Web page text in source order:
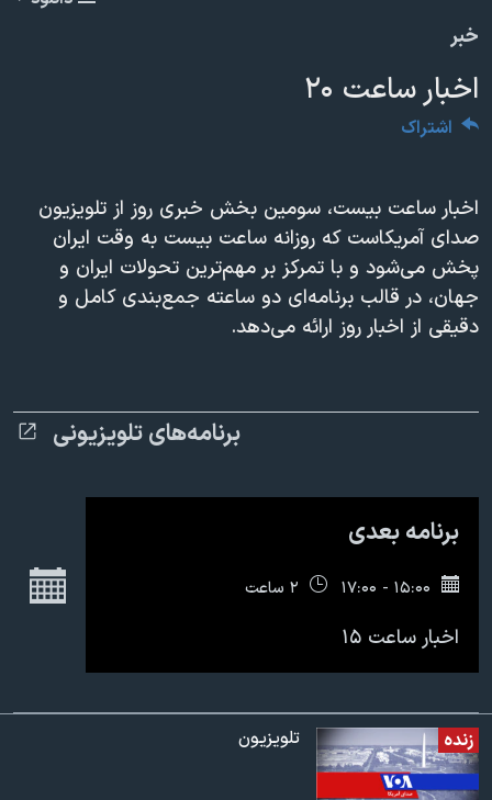
اقتصادی
علم و فناوری
گالری عکس
آرشیو پخش زنده
حمله جمهوری اسلامی به اسرائیل
رمز مهسا
اعتراضات زن، زندگی، آزادی
مجموعه مستندهای دادخواهی
تریبونال مردمی آبان ۹۸
دادگاه حمید نوری
قانون شفافیت دارائی کادر رهبری ایران
اسرائیل در جنگ
نرگس محمدی برنده جایزه نوبل صلح
همایش محافظه‌کاران آمریکا «سی‌پک»
سفر پرزیدنت ترامپ به چین
خبر
اخبار ساعت ۲۰
اشتراک
اخبار ساعت بیست، سومین بخش خبری روز از تلویزیون
صدای آمریکاست که روزانه ساعت بیست به وقت ایران
پخش می‌شود و با تمرکز بر مهم‌ترین تحولات ایران و
جهان، در قالب برنامه‌ای دو ساعته جمع‌بندی کامل و
دقیقی از اخبار روز ارائه می‌دهد.
برنامه‌های تلویزیونی
برنامه بعدی
۱۵:۰۰ - ۱۷:۰۰ ۲ ساعت
اخبار ساعت ۱۵
زنده تلویزیون